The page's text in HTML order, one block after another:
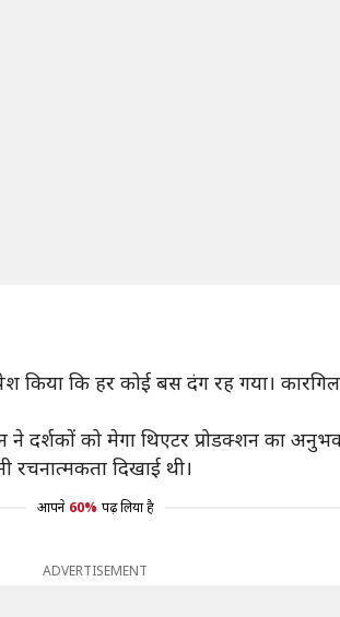
किया कि हर कोई बस दंग रह गया।
दर्शकाें को मेगा थिएटर प्रोडक्शन का अनुभव
रचनात्मकता दिखाई थी।
आपने 60% पढ़ लिया है
ADVERTISEMENT